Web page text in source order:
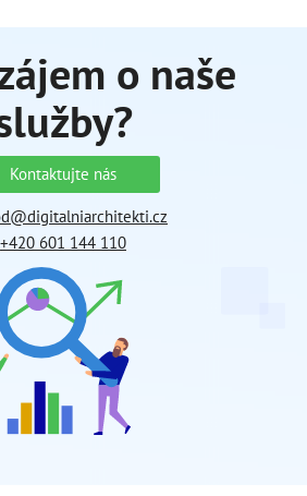
o naše
Kontaktujte nás
+420 601 144 110